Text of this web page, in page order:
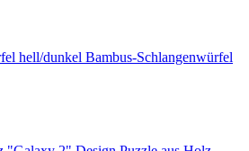
Bambus-Schlangenwürfel